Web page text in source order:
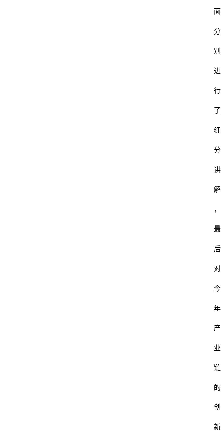
面
分
别
进
行
了
细
分
讲
解
，
最
后
对
今
年
产
业
链
的
创
新